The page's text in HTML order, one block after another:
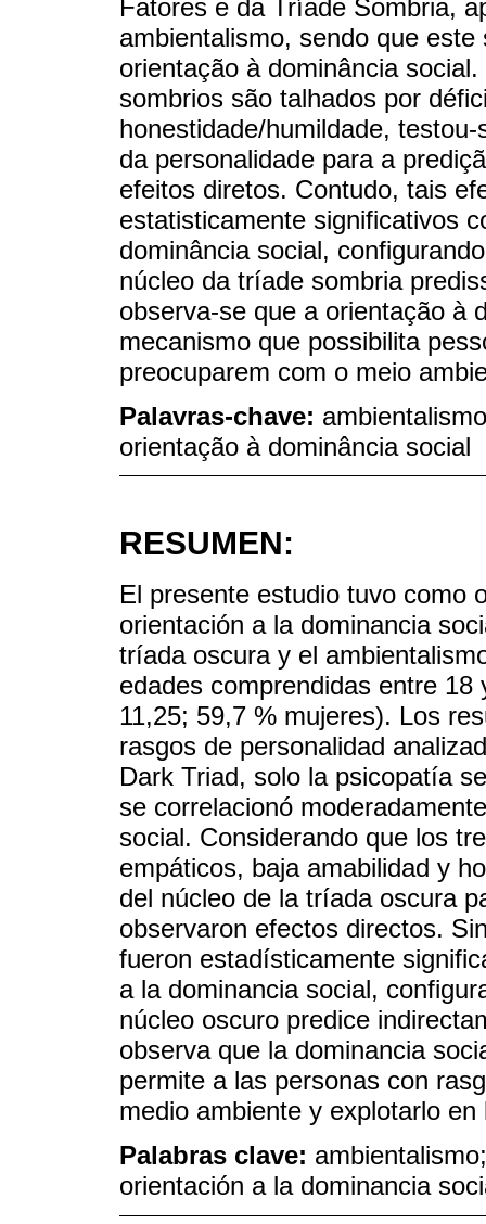
Fatores e da Tríade Sombria,
ambientalismo, sendo que
orientação à dominância
sombrios são talhados por
honestidade/humildade,
da personalidade para a
efeitos diretos. Contudo, tais
estatisticamente significativos
dominância social,
núcleo da tríade sombria
observa-se que a orientação à
mecanismo que possibilita
preocuparem com o meio
Palavras-chave:
orientação à dominância social
RESUMEN:
El presente estudio tuvo como
orientación a la dominancia
tríada oscura y el
edades comprendidas entre
11,25; 59,7 % mujeres). Los
rasgos de personalidad
Dark Triad, solo la psicopatía
se correlacionó
social. Considerando que los
empáticos, baja amabilidad y
del núcleo de la tríada oscura
observaron efectos directos.
fueron estadísticamente
a la dominancia social,
núcleo oscuro predice
observa que la dominancia
permite a las personas con
medio ambiente y explotarlo
Palabras clave:
orientación a la dominancia